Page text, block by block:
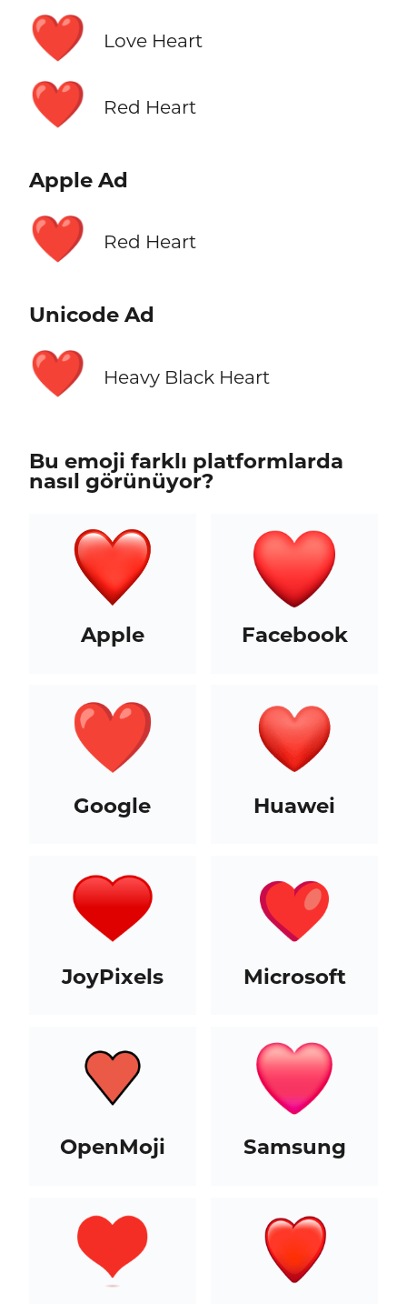
❤️ Love Heart
❤️ Red Heart
Apple Ad
❤️ Red Heart
Unicode Ad
❤️ Heavy Black Heart
Bu emoji farklı platformlarda
nasıl görünüyor?
Apple Facebook
Google Huawei
JoyPixels Microsoft
OpenMoji Samsung